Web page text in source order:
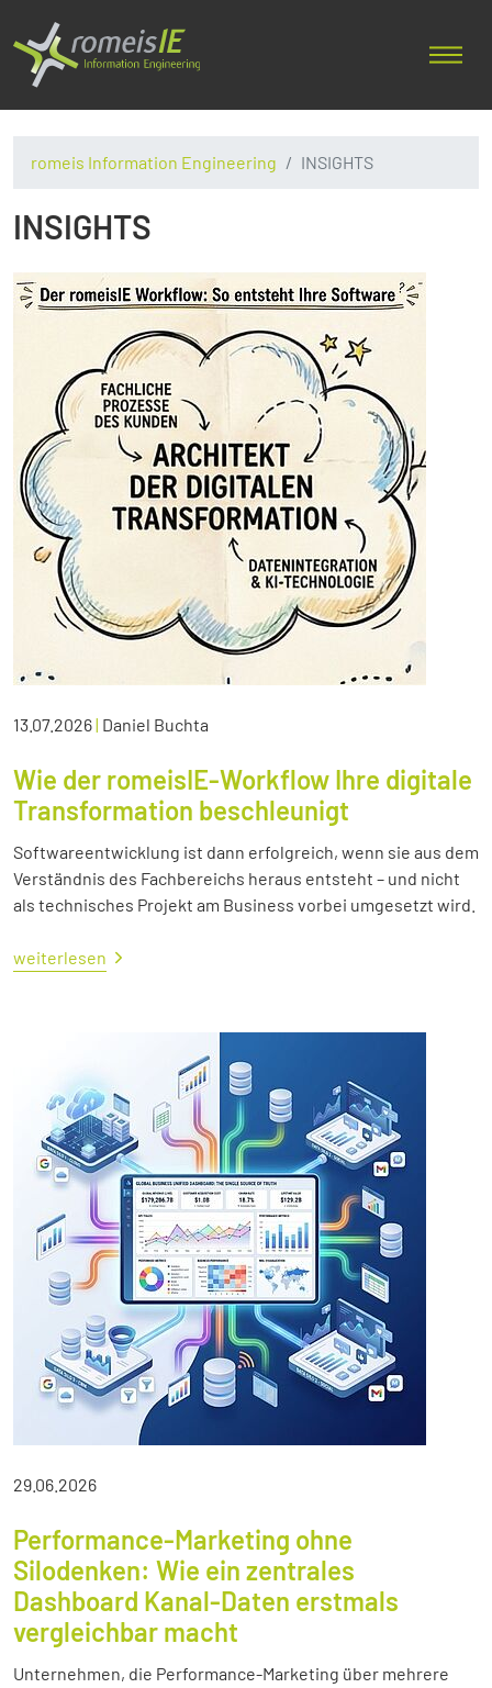
romeis Information Engineering INSIGHTS
INSIGHTS
13.07.2026| Daniel Buchta
Wie der romeisIE-Workflow Ihre digitale
Transformation beschleunigt
Softwareentwicklung ist dann erfolgreich, wenn sie aus dem
Verständnis des Fachbereichs heraus entsteht – und nicht
als technisches Projekt am Business vorbei umgesetzt wird.
weiterlesen
29.06.2026
Performance-Marketing ohne
Silodenken: Wie ein zentrales
Dashboard Kanal-Daten erstmals
vergleichbar macht
Unternehmen, die Performance-Marketing über mehrere